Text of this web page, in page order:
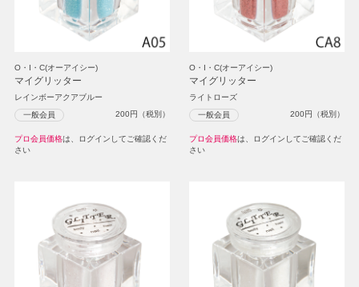
O・I・C(オーアイシー)
マイグリッター
レインボーアクアブルー
一般会員 200円（税別）
プロ会員価格は、ログインしてご確認くだ
さい
O・I・C(オーアイシー)
マイグリッター
ライトローズ
一般会員 200円（税別）
プロ会員価格は、ログインしてご確認くだ
さい